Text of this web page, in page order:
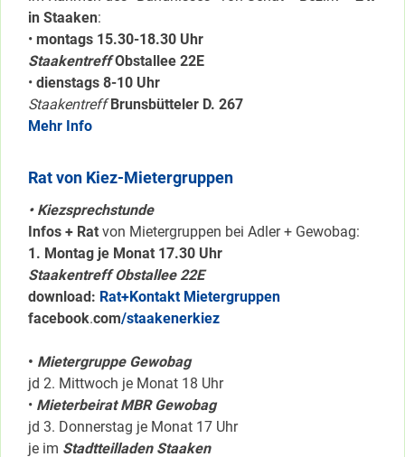
in Staaken:
• montags 15.30-18.30 Uhr
Staakentreff Obstallee 22E
• dienstags 8-10 Uhr
Staakentreff Brunsbütteler D. 267
Mehr Info
Rat von Kiez-Mietergruppen
• Kiezsprechstunde
Infos + Rat von Mietergruppen bei Adler + Gewobag:
1. Montag je Monat 17.30 Uhr
Staakentreff Obstallee 22E
download: Rat+Kontakt Mietergruppen
facebook.com/staakenerkiez
• Mietergruppe Gewobag
jd 2. Mittwoch je Monat 18 Uhr
• Mieterbeirat MBR Gewobag
jd 3. Donnerstag je Monat 17 Uhr
je im Stadtteilladen Staaken